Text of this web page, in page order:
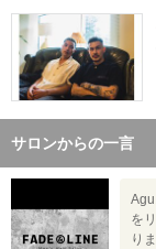
サロンからの一言
を
り